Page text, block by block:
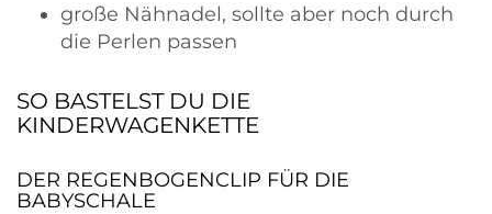
große Nähnadel, sollte aber noch durch
die Perlen passen
SO BASTELST DU DIE
KINDERWAGENKETTE
DER REGENBOGENCLIP FÜR DIE
BABYSCHALE